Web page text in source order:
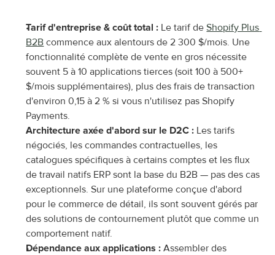
Tarif d'entreprise & coût total : Le tarif de Shopify Plus
B2B commence aux alentours de 2 300 $/mois. Une
fonctionnalité complète de vente en gros nécessite
souvent 5 à 10 applications tierces (soit 100 à 500+
$/mois supplémentaires), plus des frais de transaction
d'environ 0,15 à 2 % si vous n'utilisez pas Shopify
Payments.
Architecture axée d'abord sur le D2C : Les tarifs
négociés, les commandes contractuelles, les
catalogues spécifiques à certains comptes et les flux
de travail natifs ERP sont la base du B2B — pas des cas
exceptionnels. Sur une plateforme conçue d'abord
pour le commerce de détail, ils sont souvent gérés par
des solutions de contournement plutôt que comme un
comportement natif.
Dépendance aux applications : Assembler des